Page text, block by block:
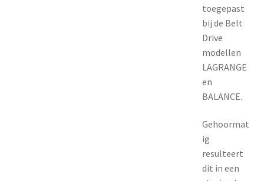
toegepast
bij de Belt
Drive
modellen
LAGRANGE
en
BALANCE.
Gehoormat
ig
resulteert
dit in een